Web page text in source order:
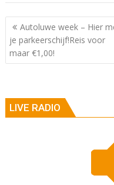
Berichtnavigatie
Autoluwe week – Hier
je parkeerschijf!Reis voor
maar €1,00!
LIVE RADIO